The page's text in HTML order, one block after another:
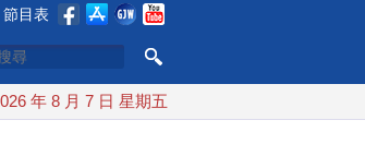
節目表
颱風最快下午海警！父親節週末風雨最大
年 8 月 7 日 星期五